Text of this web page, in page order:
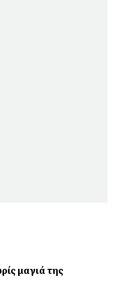
μαγιά της